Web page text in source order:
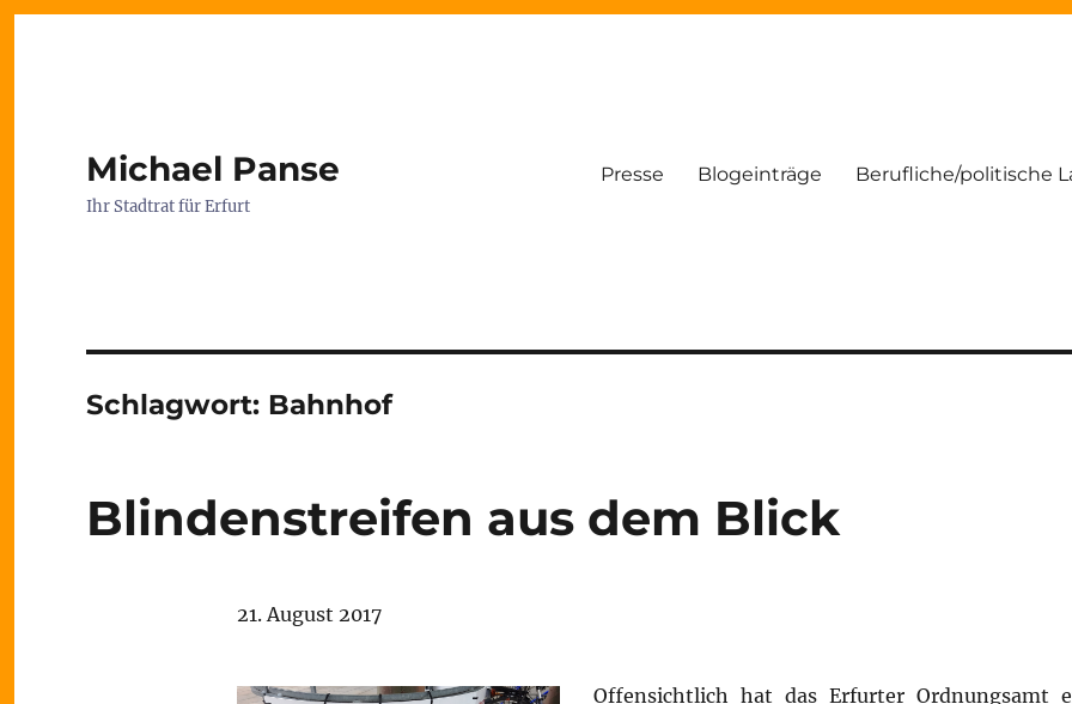
Michael Panse
Ihr Stadtrat für Erfurt
Presse Blogeinträge Berufliche/politische
Schlagwort: Bahnhof
Blindenstreifen aus dem Blick
21. August 2017
Offensichtlich hat das Erfurter Ordnungsamt